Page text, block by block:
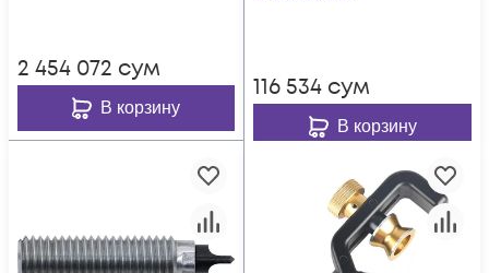
2 454 072 сум
В корзину
116 534 сум
В корзину